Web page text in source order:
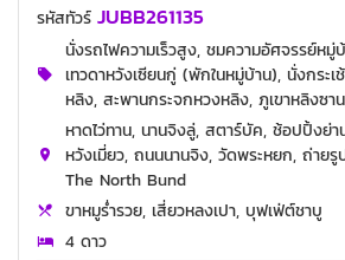
รหัสทัวร์ JUBB261135
นั่งรถไฟความเร็วสูง, ชมความอัศจรรย์หมู่
เทวดาหวังเซียนกู่ (พักในหมู่บ้าน), นั่งกระ
หลิง, สะพานกระจกหวงหลิง, ภูเขาหลิงซ
หาดไว่ทาน, นานจิงลู่, สตาร์บัค, ช้อปปิ้งย่า
หวังเมี่ยว, ถนนนานจิง, วัดพระหยก, ถ่าย
The North Bund
ขาหมูร่ำรวย, เสี่ยวหลงเปา, บุฟเฟ่ต์ชาบู
4 ดาว